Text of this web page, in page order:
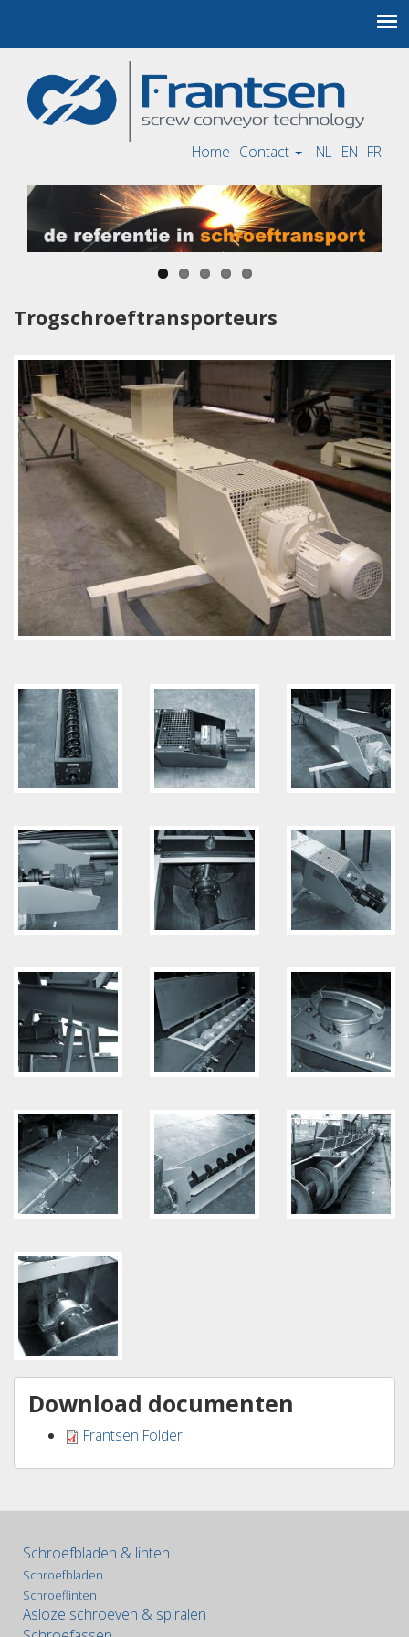
NL EN FR
Home Contact
Trogschroeftransporteurs
Download documenten
Frantsen Folder
Schroefbladen & linten
Schroefbladen
Schroeflinten
Asloze schroeven & spiralen